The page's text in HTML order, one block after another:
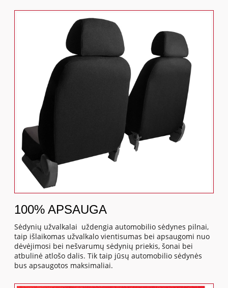
100% APSAUGA
Sėdynių užvalkalai uždengia automobilio sėdynes pilnai,
taip išlaikomas užvalkalo vientisumas bei apsaugomi nuo
dėvėjimosi bei nešvarumų sėdynių priekis, šonai bei
atbulinė atlošo dalis. Tik taip jūsų automobilio sėdynės
bus apsaugotos maksimaliai.